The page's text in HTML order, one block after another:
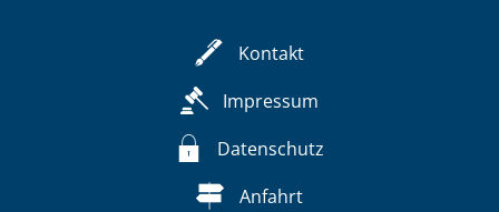
Kontakt
Impressum
Datenschutz
Anfahrt